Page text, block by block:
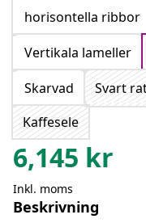
horisontella ribbor
Vertikala lameller
Skarvad
Svart
Kaffesele
6,145 kr
Inkl. moms
Beskrivning